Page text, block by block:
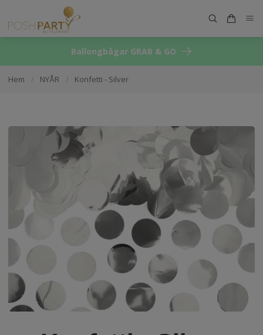
Ballongbågar GRAB & GO
Hem / NYÅR / Konfetti - Silver